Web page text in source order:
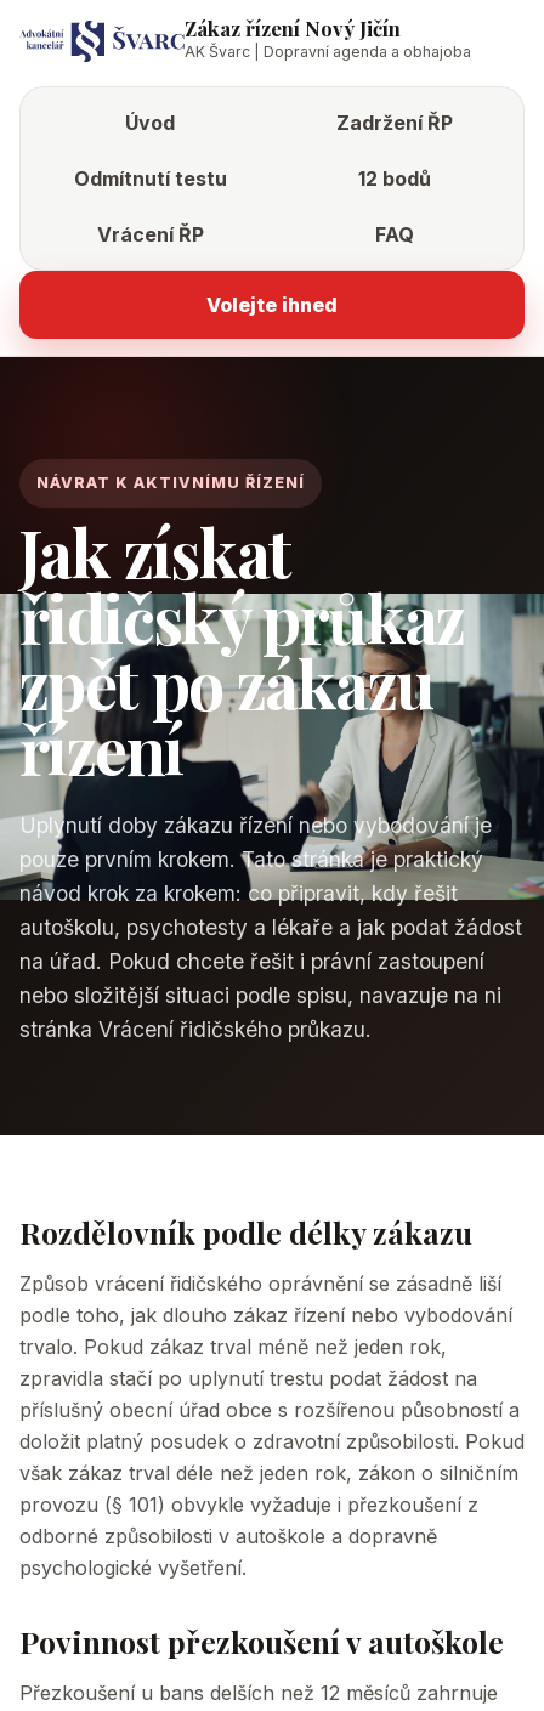
Zákaz řízení Nový Jičín
AK Švarc | Dopravní agenda a obhajoba
Úvod Zadržení ŘP
Odmítnutí testu 12 bodů
Vrácení ŘP FAQ
Volejte ihned
NÁVRAT K AKTIVNÍMU ŘÍZENÍ
Jak získat
řidičský průkaz
zpět po zákazu
řízení
Uplynutí doby zákazu řízení nebo vybodování je
pouze prvním krokem. Tato stránka je praktický
návod krok za krokem: co připravit, kdy řešit
autoškolu, psychotesty a lékaře a jak podat žádost
na úřad. Pokud chcete řešit i právní zastoupení
nebo složitější situaci podle spisu, navazuje na ni
stránka Vrácení řidičského průkazu.
Rozdělovník podle délky zákazu
Způsob vrácení řidičského oprávnění se zásadně liší
podle toho, jak dlouho zákaz řízení nebo vybodování
trvalo. Pokud zákaz trval méně než jeden rok,
zpravidla stačí po uplynutí trestu podat žádost na
příslušný obecní úřad obce s rozšířenou působností a
doložit platný posudek o zdravotní způsobilosti. Pokud
však zákaz trval déle než jeden rok, zákon o silničním
provozu (§ 101) obvykle vyžaduje i přezkoušení z
odborné způsobilosti v autoškole a dopravně
psychologické vyšetření.
Povinnost přezkoušení v autoškole
Přezkoušení u bans delších než 12 měsíců zahrnuje